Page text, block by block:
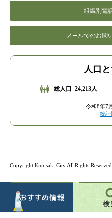
組織別電
メールでのお問
人口
総人口 24,213人
令和8年7
統計
Copyright Kunisaki City All Rights Reserved.